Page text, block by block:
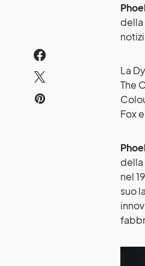
La
The
Fox
della
nel
suo